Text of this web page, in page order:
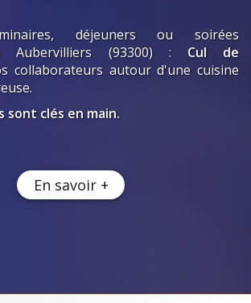
déjeuners ou soirées
Aubervilliers (93300): Cul de
collaborateurs autour d'une cuisine
sont clés en main.
En savoir +